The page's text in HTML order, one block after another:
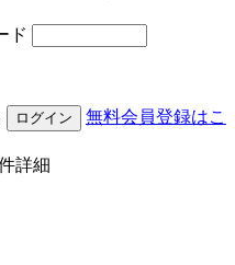
ド
無料会員登録はこ
詳細